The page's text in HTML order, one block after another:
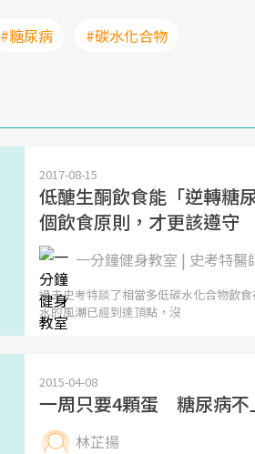
#糖尿病 #碳水化合物
2017-08-15
低醣生酮飲食能「逆轉糖
個飲食原則，才更該遵守
一分鐘健身教室 | 史考特醫
過去史考特談了相當多低碳水化合物飲
水的風潮已經到達頂點，沒
2015-04-08
一周只要4顆蛋 糖尿病不
林芷揚